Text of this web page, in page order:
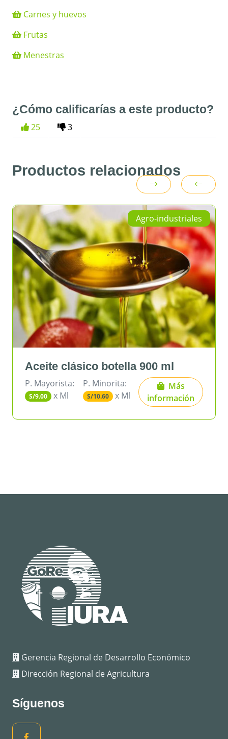
Carnes y huevos
Frutas
Menestras
¿Cómo calificarías a este producto?
25 3
Productos relacionados
Agro-industriales
clásico botella 900 ml
x Ml
P. Minorita:
S/10.60 x Ml
Más
información
Gerencia Regional de Desarrollo Económico
Dirección Regional de Agricultura
Síguenos